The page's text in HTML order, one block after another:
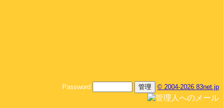
Password © 2004-2026 83net.jp